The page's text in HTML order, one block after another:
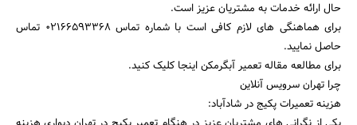
حال ارائه خدمات به مشتریان عزیز است.
برای هماهنگی های لازم کافی است با شماره تماس ۰۲۱۶۶۵۹۳۳۶۸ تماس
حاصل نمایید.
برای مطالعه مقاله تعمیر آبگرمکن اینجا کلیک کنید.
چرا تهران سرویس آنلاین
هزینه تعمیرات پکیج در شادآباد: